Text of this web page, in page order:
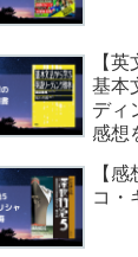
【
基本
ディ
感想
【
コ・